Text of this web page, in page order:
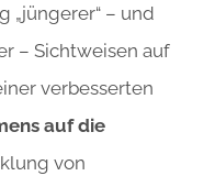
„jüngerer“ – und
– Sichtweisen auf
verbesserten
auf die
von